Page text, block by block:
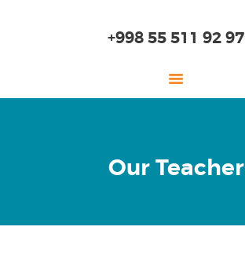
+998 55 511 92 97
Our Teacher
О НАС